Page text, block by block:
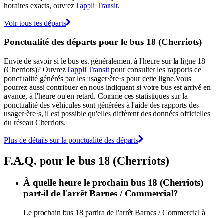
horaires exacts, ouvrez l'appli Transit.
Voir tous les départs
Ponctualité des départs pour le bus 18 (Cherriots)
Envie de savoir si le bus est généralement à l'heure sur la ligne 18
(Cherriots)? Ouvrez l'appli Transit pour consulter les rapports de
ponctualité générés par les usager·ère·s pour cette ligne.Vous
pourrez aussi contribuer en nous indiquant si votre bus est arrivé en
avance, à l'heure ou en retard. Comme ces statistiques sur la
ponctualité des véhicules sont générées à l'aide des rapports des
usager·ère·s, il est possible qu'elles diffèrent des données officielles
du réseau Cherriots.
Plus de détails sur la ponctualité des départs
F.A.Q. pour le bus 18 (Cherriots)
À quelle heure le prochain bus 18 (Cherriots)
part-il de l'arrêt Barnes / Commercial?
Le prochain bus 18 partira de l'arrêt Barnes / Commercial à